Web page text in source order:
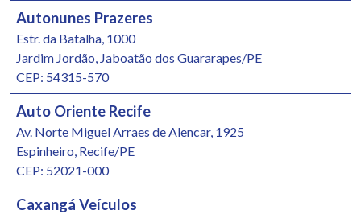
Autonunes Prazeres
Estr. da Batalha, 1000
Jardim Jordão, Jaboatão dos Guararapes/PE
CEP: 54315-570
Auto Oriente Recife
Av. Norte Miguel Arraes de Alencar, 1925
Espinheiro, Recife/PE
CEP: 52021-000
Caxangá Veículos